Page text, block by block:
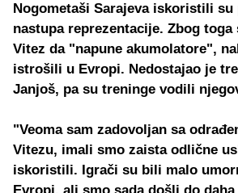
Nogometaši Sarajeva iskoristili su
nastupa reprezentacije. Zbog
Vitez da "napune akumolatore",
istrošili u Evropi. Nedostajao je
Janjoš, pa su treninge vodili
"Veoma sam zadovoljan sa
Vitezu, imali smo zaista odlične
iskoristili. Igrači su bili malo